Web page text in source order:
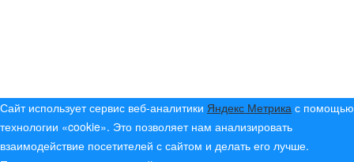
Сайт использует сервис веб-аналитики Яндекс Метрика с помощью
технологии «cookie». Это позволяет нам анализировать
взаимодействие посетителей с сайтом и делать его лучше.